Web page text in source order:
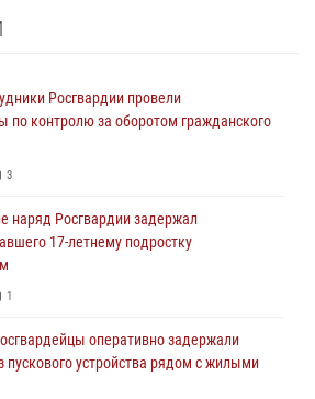
Росгвардии провели
по контролю за оборотом гражданского
3
наряд Росгвардии задержал
17-летнему подростку
1
оперативно задержали
пускового устройства рядом с жилыми